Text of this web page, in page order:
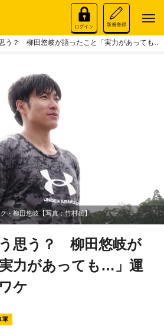
う？ 柳田悠岐が語ったこと「実力があっても…
・柳田悠岐【写真：竹村岳】
思う？ 柳田悠岐が
力があっても…」運
ケ
軍